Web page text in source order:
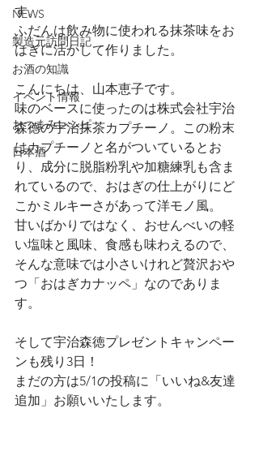
NEWS
製造元訪問日記
お酒の知識
イベント情報
おつまみレシピ
日本酒
す。
ふだんは飲み物に使われる抹茶味をお
はぎに活かして作りました。
こんにちは、山本恵子です。
味のベースに使ったのは株式会社宇治
森徳の宇治抹茶カプチーノ。この粉末
はカプチーノと名がついているとお
り、成分に脱脂粉乳や加糖練乳も含ま
れているので、おはぎの仕上がりにど
こかミルキーさがあって洋モノ風。
甘いばかりではなく、おせんべいの軽
い塩味と風味、食感も味わえるので、
そんな意味では小さいけれど贅沢おや
つ「おはぎカナッペ」なのでありま
す。
そして宇治森徳プレゼントキャンペー
ンも残り3日！
まだの方は5/1の投稿に「いいね&友達
追加」お願いいたします。